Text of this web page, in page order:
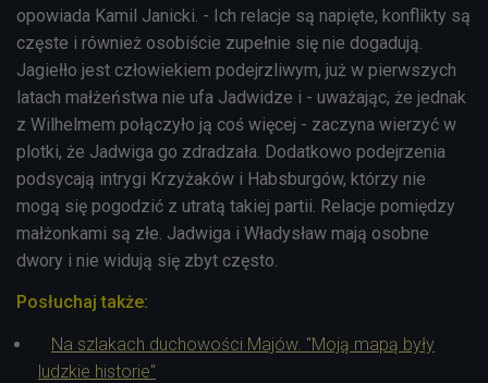
opowiada Kamil Janicki. - Ich relacje są napięte, konflikty są
częste i również osobiście zupełnie się nie dogadują.
Jagiełło jest człowiekiem podejrzliwym, już w pierwszych
latach małżeństwa nie ufa Jadwidze i - uważając, że jednak
z Wilhelmem połączyło ją coś więcej - zaczyna wierzyć w
plotki, że Jadwiga go zdradzała. Dodatkowo podejrzenia
podsycają intrygi Krzyżaków i Habsburgów, którzy nie
mogą się pogodzić z utratą takiej partii. Relacje pomiędzy
małżonkami są złe. Jadwiga i Władysław mają osobne
dwory i nie widują się zbyt często.
Posłuchaj także:
Na szlakach duchowości Majów. "Moją mapą były
ludzkie historie"